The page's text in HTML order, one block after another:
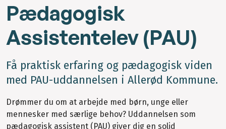
Pædagogisk
Assistentelev (PAU)
Få praktisk erfaring og pædagogisk viden
med PAU-uddannelsen i Allerød Kommune.
Drømmer du om at arbejde med børn, unge eller
mennesker med særlige behov? Uddannelsen som
pædagogisk assistent (PAU) giver dig en solid